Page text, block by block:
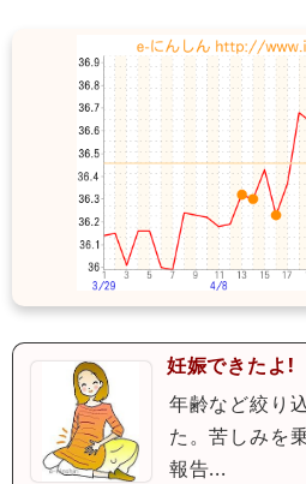
妊娠できたよ!
年齢など絞り
た。苦しみを
報告...